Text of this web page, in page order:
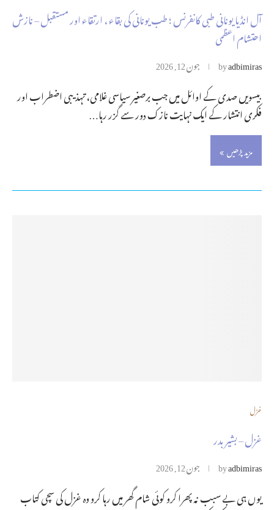
آل انڈیا یونانی طبی کانفرنس ؛ طب یونانی کی بقاء ، ارتقاء اور مستقبل – نازش
احتشام اعظمی
byadbimiras جون 12, 2026
بیسویں صدی کے اوائل میں جب برصغیر سیاسی غلامی، تہذیبی اضطراب اور
فکری انتشار کے ایک نہایت نازک دور سے گزر رہا…
مزید پڑھیں
غزل
غزل – بشیر بدر
byadbimiras جون 12, 2026
یوں ہی بے سبب نہ پھرا کرو کوئی شام گھر میں رہا کرو وہ غزل کی سچی کتاب